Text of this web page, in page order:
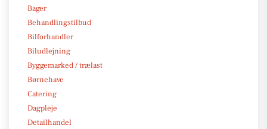
Bager
Behandlingstilbud
Bilforhandler
Biludlejning
Byggemarked / trælast
Børnehave
Catering
Dagpleje
Detailhandel